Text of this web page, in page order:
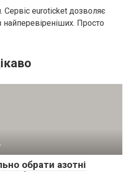
Сервіс euroticket дозволяє
найперевіреніших. Просто
обрати азотні